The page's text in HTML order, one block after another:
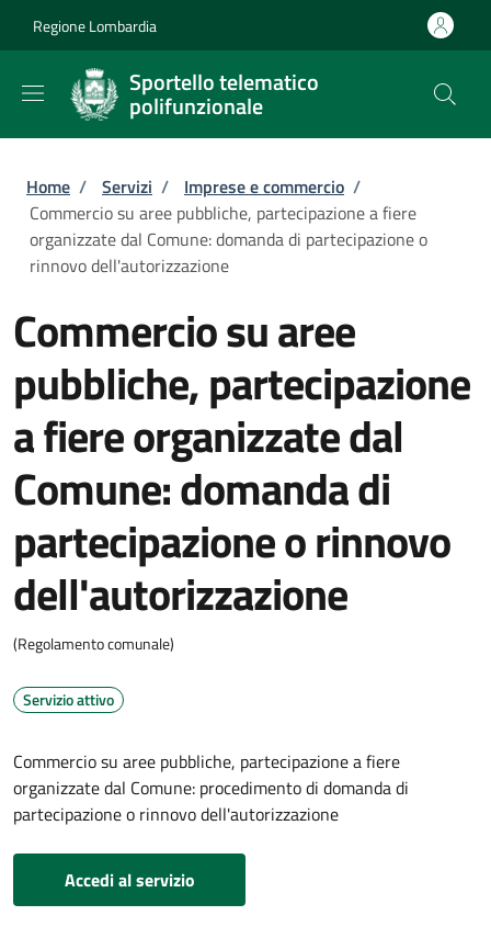
Regione Lombardia
Sportello telematico
polifunzionale
Briciole di pane
Home / Servizi / Imprese e commercio /
Commercio su aree pubbliche, partecipazione a fiere
organizzate dal Comune: domanda di partecipazione o
rinnovo dell'autorizzazione
Commercio su aree
pubbliche, partecipazione
a fiere organizzate dal
Comune: domanda di
partecipazione o rinnovo
dell'autorizzazione
(Regolamento comunale)
Servizio attivo
Commercio su aree pubbliche, partecipazione a fiere
organizzate dal Comune: procedimento di domanda di
partecipazione o rinnovo dell'autorizzazione
Accedi al servizio